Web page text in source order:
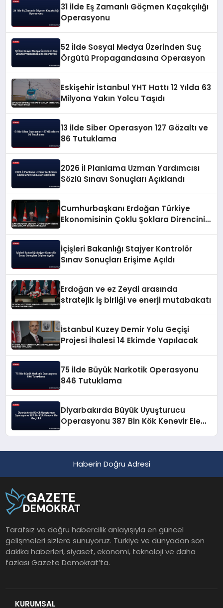
31 İlde Eş Zamanlı Göçmen Kaçakçılığı
Operasyonu
52 İlde Sosyal Medya Üzerinden Suç
Örgütü Propagandasına Operasyon
Eskişehir İstanbul YHT Hattı 12 Yılda 63
Milyona Yakın Yolcu Taşıdı
13 İlde Siber Operasyon 127 Gözaltı ve
86 Tutuklama
2026 İl Planlama Uzman Yardımcısı
Sözlü Sınavı Sonuçları Açıklandı
Cumhurbaşkanı Erdoğan Türkiye
Ekonomisinin Çoklu Şoklara Direncini
İçişleri Bakanlığı Stajyer Kontrolör
Sınav Sonuçları Erişime Açıldı
Erdoğan ve ez Zeydi arasında
stratejik iş birliği ve enerji mutabakatı
İstanbul Kuzey Demir Yolu Geçişi
Projesi İhalesi 14 Ekimde Yapılacak
75 İlde Büyük Narkotik Operasyonu
846 Tutuklama
Diyarbakırda Büyük Uyuşturucu
Operasyonu 387 Bin Kök Kenevir Ele
Haberin Doğru Adresi
Tarafsız ve doğru habercilik anlayışıyla en güncel
gelişmeleri sizlere sunuyoruz. Türkiye ve dünyadan son
dakika haberleri, siyaset, ekonomi, teknoloji ve daha
fazlası Gazete Demokrat’ta.
KURUMSAL